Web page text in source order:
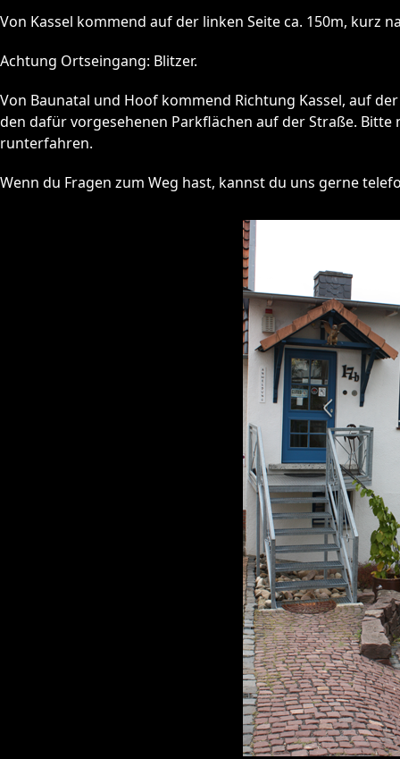
Von Kassel kommend auf der linken Seite ca. 150m, kurz
Achtung Ortseingang: Blitzer.
Von Baunatal und Hoof kommend Richtung Kassel, auf
den dafür vorgesehenen Parkflächen auf der Straße. Bitte
runterfahren.
Wenn du Fragen zum Weg hast, kannst du uns gerne